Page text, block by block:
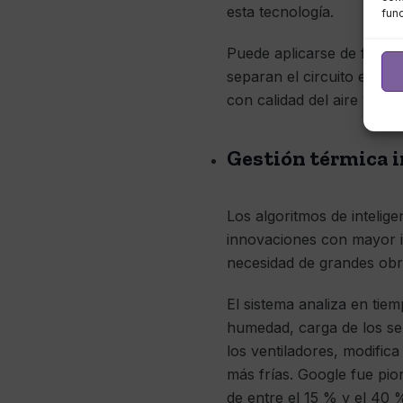
esta tecnología.
Puede aplicarse de
separan el circuito
con calidad del aire
Gestión térmica
Los algoritmos de
innovaciones con mayor
necesidad de grandes
El sistema analiza en
humedad, carga de los
los ventiladores,
más frías. Google fue
de entre el 15 % y el 40